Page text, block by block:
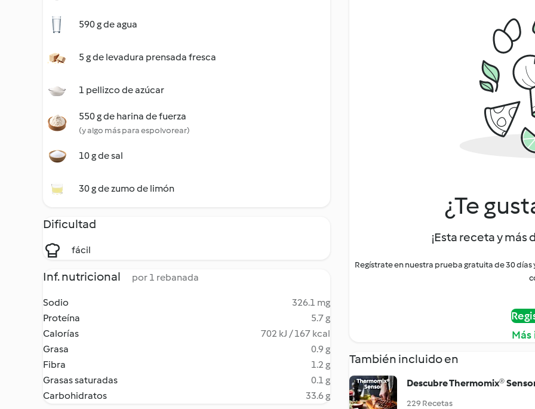
590 g de agua
5 g de levadura prensada fresca
1 pellizco de azúcar
550 g de harina de fuerza
(y algo más para espolvorear)
10 g de sal
30 g de zumo de limón
Dificultad
fácil
Inf. nutricional por 1 rebanada
Sodio
326.1 mg
Proteína
5.7 g
Calorías
702 kJ / 167 kcal
Grasa
0.9 g
Fibra
1.2 g
Grasas saturadas
0.1 g
Carbohidratos
33.6 g
¿Te
¡Esta receta y más
Regístrate en nuestra prueba gratuita de 30
También incluido en
Descubre Thermomix®
229 Recetas